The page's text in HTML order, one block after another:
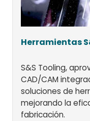
Herramientas
S&S Tooling,
CAD/CAM
soluciones de
mejorando la
fabricación.